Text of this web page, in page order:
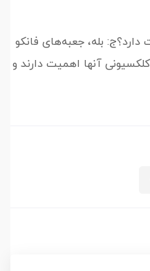
بله، جعبه‌های فانکو
آنها اهمیت دارند و